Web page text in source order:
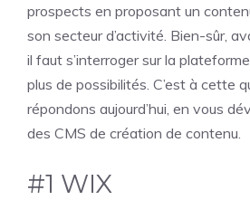
prospects en proposant un
son secteur d’activité. Bien-sûr,
il faut s’interroger sur la
plus de possibilités. C’est à cette
répondons aujourd’hui, en vous
des CMS de création de contenu.
#1 WIX